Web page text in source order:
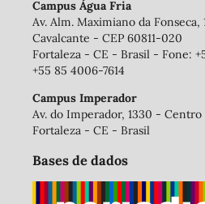
Campus Água Fria
Av. Alm. Maximiano da
Cavalcante - CEP 60811-020
Fortaleza - CE - Brasil - Fone:
+55 85 4006-7614
Campus Imperador
Av. do Imperador, 1330 - Centro
Fortaleza - CE - Brasil
Bases de dados